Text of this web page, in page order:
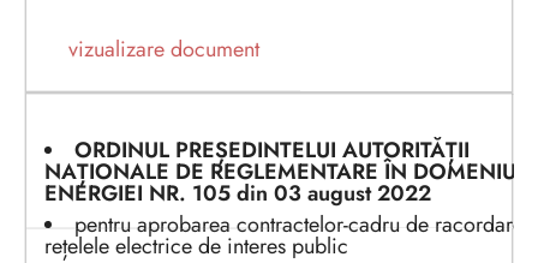
vizualizare document
ORDINUL PREȘEDINTELUI AUTORITĂȚII
NAȚIONALE DE REGLEMENTARE ÎN DOMENIUL
ENERGIEI NR. 105din 03august2022
pentru aprobarea contractelor-cadru de racordare
rețelele electrice de interes public